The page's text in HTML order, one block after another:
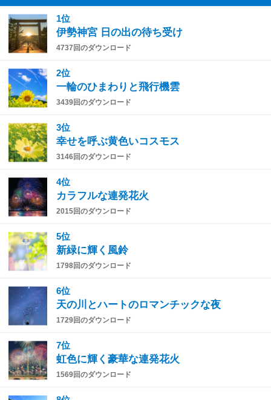
1位
伊勢神宮 日の出の待ち受け
4737回のダウンロード
2位
一輪のひまわりと飛行機雲
3439回のダウンロード
3位
幸せを呼ぶ黄色いコスモス
3146回のダウンロード
4位
カラフルな連発花火
2015回のダウンロード
5位
新緑に輝く風鈴
1798回のダウンロード
6位
天の川とハートのロマンチックな夜
1729回のダウンロード
7位
虹色に輝く豪華な連発花火
1569回のダウンロード